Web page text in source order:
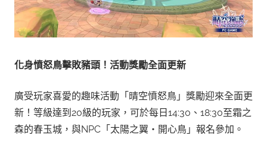
化身憤怒鳥擊敗豬頭！活動獎勵全面更新
廣受玩家喜愛的趣味活動「晴空憤怒鳥」獎勵迎來全面更
新！等級達到20級的玩家，可於每日14:30、18:30至霜之
森的春玉城，與NPC「太陽之翼‧開心鳥」報名參加。